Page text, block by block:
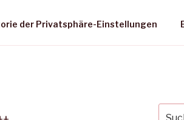
der Privatsphäre-Einstellungen